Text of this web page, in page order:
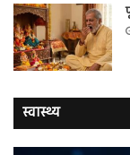
स्वास्थ्य